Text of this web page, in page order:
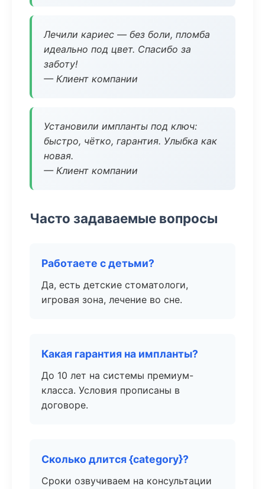
Лечили кариес — без боли, пломба
идеально под цвет. Спасибо за
заботу!
— Клиент компании
Установили импланты под ключ:
быстро, чётко, гарантия. Улыбка как
новая.
— Клиент компании
Часто задаваемые вопросы
Работаете с детьми?
Да, есть детские стоматологи,
игровая зона, лечение во сне.
Какая гарантия на импланты?
До 10 лет на системы премиум-
класса. Условия прописаны в
договоре.
Сколько длится {category}?
Сроки озвучиваем на консультации